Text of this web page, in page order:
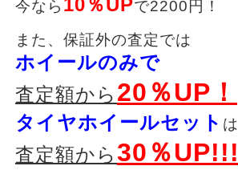
今なら 10％UPで2200円！
また、保証外の査定では
ホイールのみで
査定額から 20％UP！
タイヤホイールセット は
査定額から30％UP!!!